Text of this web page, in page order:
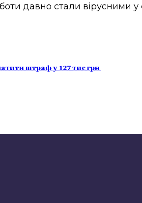
давно стали вірусними
штраф у 127 тис грн